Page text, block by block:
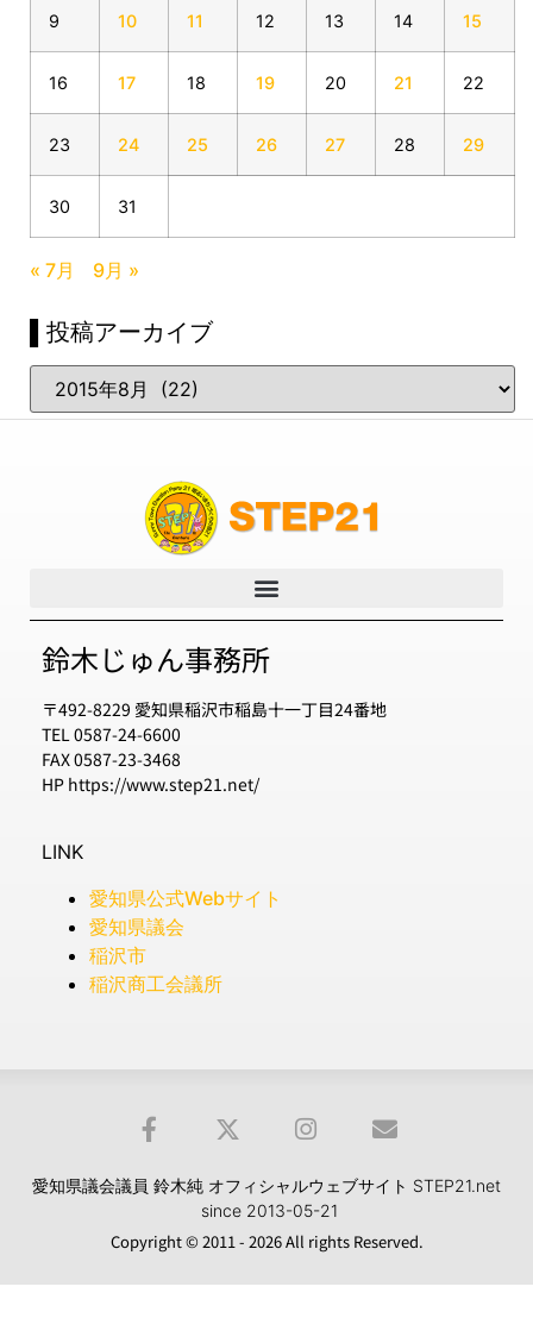
9 10 11 12 13 14 15
16 17 18 19 20 21 22
23 24 25 26 27 28 29
30 31
« 7月 9月 »
▌投稿アーカイブ
鈴木じゅん事務所
〒492-8229 愛知県稲沢市稲島十一丁目24番地
TEL 0587-24-6600
FAX 0587-23-3468
HP https://www.step21.net/
LINK
愛知県公式Webサイト
愛知県議会
稲沢市
稲沢商工会議所
愛知県議会議員 鈴木純 オフィシャルウェブサイト STEP21.net
since 2013-05-21
Copyright © 2011 - 2026 All rights Reserved.